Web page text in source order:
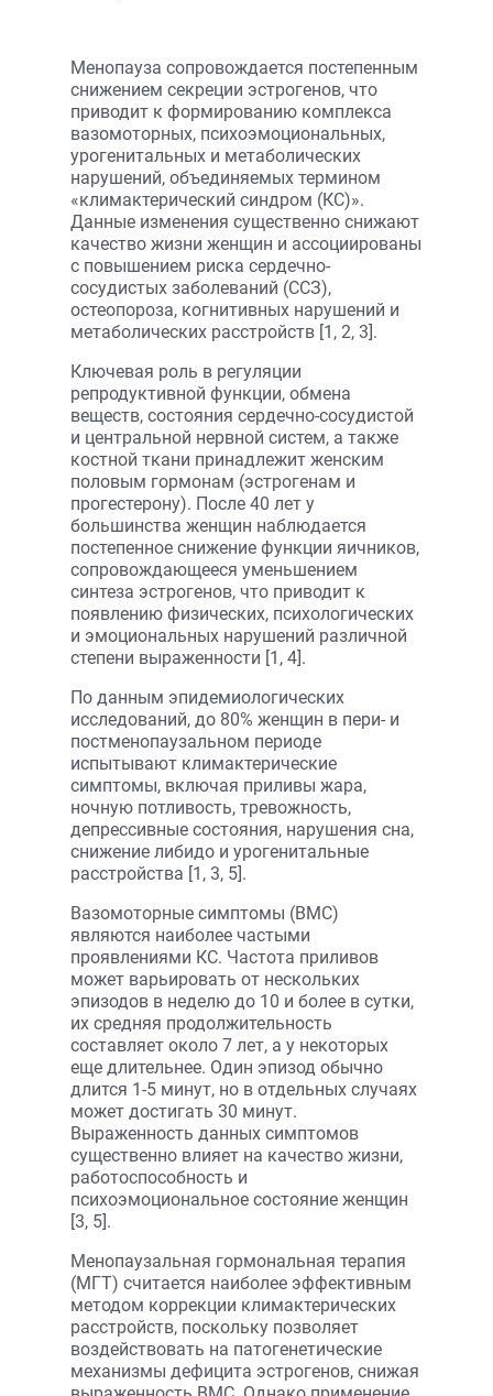
Менопауза сопровождается постепенным
снижением секреции эстрогенов, что
приводит к формированию комплекса
вазомоторных, психоэмоциональных,
урогенитальных и метаболических
нарушений, объединяемых термином
«климактерический синдром (КС)».
Данные изменения существенно снижают
качество жизни женщин и ассоциированы
с повышением риска сердечно-
сосудистых заболеваний (ССЗ),
остеопороза, когнитивных нарушений и
метаболических расстройств [1, 2, 3].
Ключевая роль в регуляции
репродуктивной функции, обмена
веществ, состояния сердечно-сосудистой
и центральной нервной систем, а также
костной ткани принадлежит женским
половым гормонам (эстрогенам и
прогестерону). После 40 лет у
большинства женщин наблюдается
постепенное снижение функции яичников,
сопровождающееся уменьшением
синтеза эстрогенов, что приводит к
появлению физических, психологических
и эмоциональных нарушений различной
степени выраженности [1, 4].
По данным эпидемиологических
исследований, до 80% женщин в пери- и
постменопаузальном периоде
испытывают климактерические
симптомы, включая приливы жара,
ночную потливость, тревожность,
депрессивные состояния, нарушения сна,
снижение либидо и урогенитальные
расстройства [1, 3, 5].
Вазомоторные симптомы (ВМС)
являются наиболее частыми
проявлениями КС. Частота приливов
может варьировать от нескольких
эпизодов в неделю до 10 и более в сутки,
их средняя продолжительность
составляет около 7 лет, а у некоторых
еще длительнее. Один эпизод обычно
длится 1-5 минут, но в отдельных случаях
может достигать 30 минут.
Выраженность данных симптомов
существенно влияет на качество жизни,
работоспособность и
психоэмоциональное состояние женщин
[3, 5].
Менопаузальная гормональная терапия
(МГТ) считается наиболее эффективным
методом коррекции климактерических
расстройств, поскольку позволяет
воздействовать на патогенетические
механизмы дефицита эстрогенов, снижая